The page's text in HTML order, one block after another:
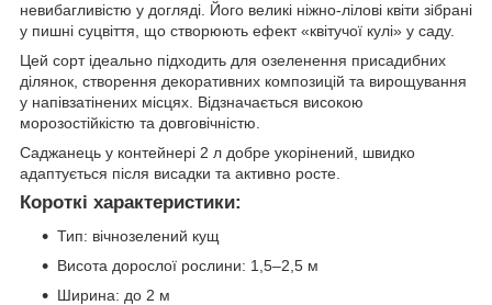
невибагливістю у догляді. Його великі ніжно-лілові квіти зібрані
у пишні суцвіття, що створюють ефект «квітучої кулі» у саду.
Цей сорт ідеально підходить для озеленення присадибних
ділянок, створення декоративних композицій та вирощування
у напівзатінених місцях. Відзначається високою
морозостійкістю та довговічністю.
Саджанець у контейнері 2 л добре укорінений, швидко
адаптується після висадки та активно росте.
Короткі характеристики:
Тип: вічнозелений кущ
Висота дорослої рослини: 1,5–2,5 м
Ширина: до 2 м